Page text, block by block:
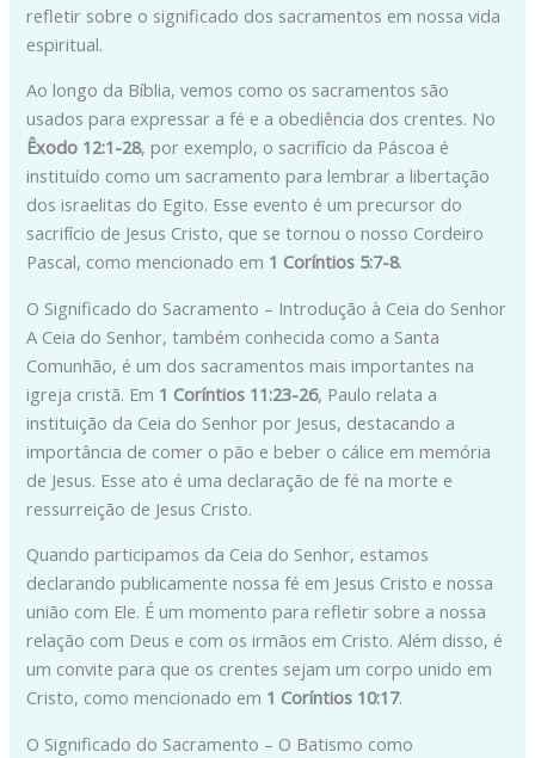
refletir sobre o significado dos sacramentos em nossa vida
espiritual.
Ao longo da Bíblia, vemos como os sacramentos são
usados para expressar a fé e a obediência dos crentes. No
Êxodo 12:1-28, por exemplo, o sacrifício da Páscoa é
instituído como um sacramento para lembrar a libertação
dos israelitas do Egito. Esse evento é um precursor do
sacrifício de Jesus Cristo, que se tornou o nosso Cordeiro
Pascal, como mencionado em 1 Coríntios 5:7-8.
O Significado do Sacramento – Introdução à Ceia do Senhor
A Ceia do Senhor, também conhecida como a Santa
Comunhão, é um dos sacramentos mais importantes na
igreja cristã. Em 1 Coríntios 11:23-26, Paulo relata a
instituição da Ceia do Senhor por Jesus, destacando a
importância de comer o pão e beber o cálice em memória
de Jesus. Esse ato é uma declaração de fé na morte e
ressurreição de Jesus Cristo.
Quando participamos da Ceia do Senhor, estamos
declarando publicamente nossa fé em Jesus Cristo e nossa
união com Ele. É um momento para refletir sobre a nossa
relação com Deus e com os irmãos em Cristo. Além disso, é
um convite para que os crentes sejam um corpo unido em
Cristo, como mencionado em 1 Coríntios 10:17.
O Significado do Sacramento – O Batismo como